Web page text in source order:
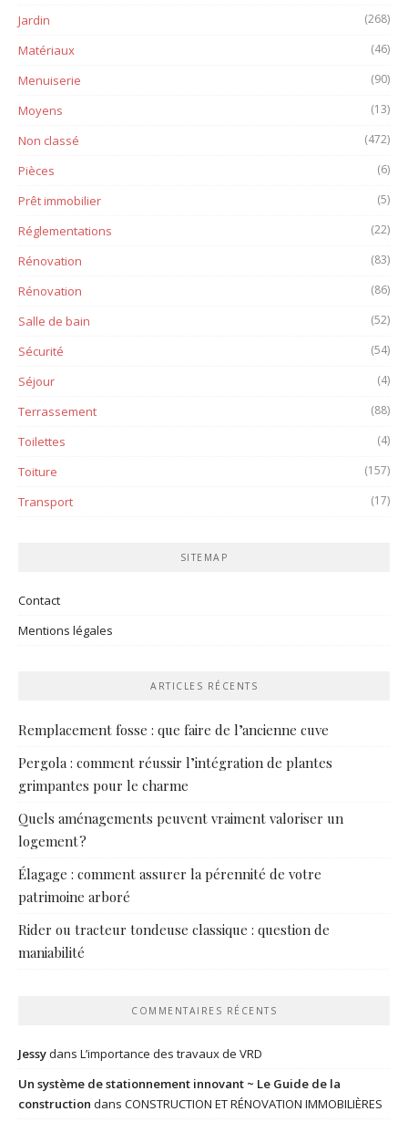
Jardin (268)
Matériaux (46)
Menuiserie (90)
Moyens (13)
Non classé (472)
Pièces (6)
Prêt immobilier (5)
Réglementations (22)
Rénovation (83)
Rénovation (86)
Salle de bain (52)
Sécurité (54)
Séjour (4)
Terrassement (88)
Toilettes (4)
Toiture (157)
Transport (17)
SITEMAP
Contact
Mentions légales
ARTICLES RÉCENTS
Remplacement fosse : que faire de l’ancienne cuve
Pergola : comment réussir l’intégration de plantes
grimpantes pour le charme
Quels aménagements peuvent vraiment valoriser un
logement ?
Élagage : comment assurer la pérennité de votre
patrimoine arboré
Rider ou tracteur tondeuse classique : question de
maniabilité
COMMENTAIRES RÉCENTS
Jessydans L’importance des travaux de VRD
Un système de stationnement innovant ~ Le Guide de la
construction dans CONSTRUCTION ET RÉNOVATION IMMOBILIÈRES